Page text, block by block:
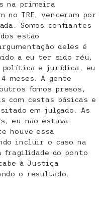
na primeira
TRE, venceram por
Somos confiantes
estão
deles é
a eu ter sido réu,
política e jurídica, eu
meses. A gente
fomos presos,
com cestas básicas e
em julgado. As
eu não estava
houve essa
incluir o caso na
fragilidade do ponto
à Justiça
o resultado.